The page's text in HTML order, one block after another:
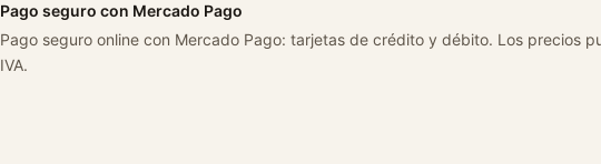
Pago seguro con Mercado Pago
Pago seguro online con Mercado Pago: tarjetas de crédito y débito. Los precios
IVA.